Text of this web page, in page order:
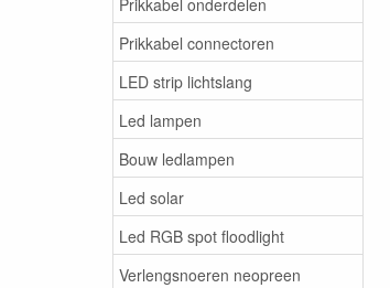
Prikkabel connectoren
LED strip lichtslang
Led lampen
Bouw ledlampen
Led solar
Led RGB spot floodlight
Verlengsnoeren neopreen